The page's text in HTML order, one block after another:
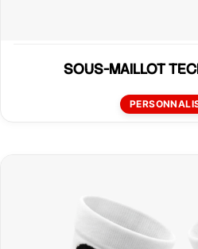
SOUS-MAILLOT